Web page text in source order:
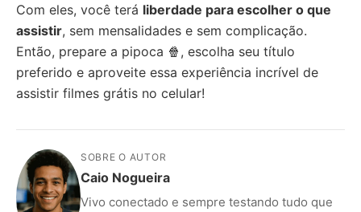
Com eles, você terá liberdade para escolher o que
assistir, sem mensalidades e sem complicação.
Então, prepare a pipoca 🍿, escolha seu título
preferido e aproveite essa experiência incrível de
assistir filmes grátis no celular!
SOBRE O AUTOR
Caio Nogueira
Vivo conectado e sempre testando tudo que